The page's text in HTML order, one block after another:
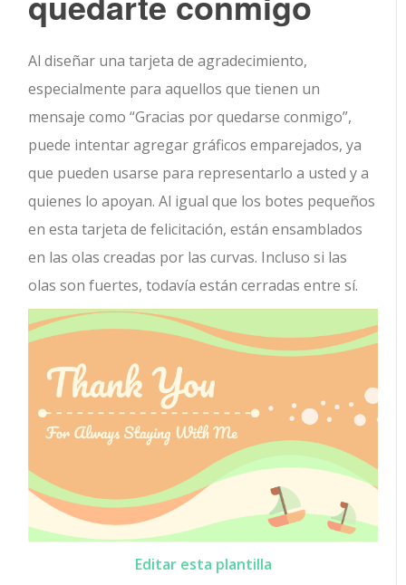
Al diseñar una tarjeta de agradecimiento,
especialmente para aquellos que tienen un
mensaje como “Gracias por quedarse conmigo”,
puede intentar agregar gráficos emparejados, ya
que pueden usarse para representarlo a usted y a
quienes lo apoyan. Al igual que los botes pequeños
en esta tarjeta de felicitación, están ensamblados
en las olas creadas por las curvas. Incluso si las
olas son fuertes, todavía están cerradas entre sí.
Editar esta plantilla